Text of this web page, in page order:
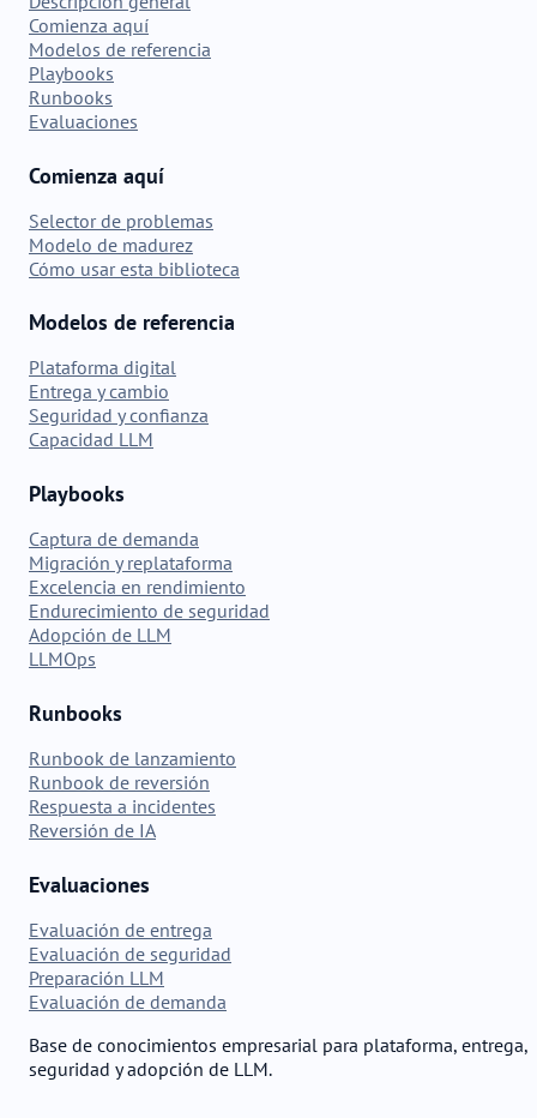
Comienza aquí
Modelos de referencia
Playbooks
Runbooks
Evaluaciones
Comienza aquí
Selector de problemas
Modelo de madurez
Cómo usar esta biblioteca
Modelos de referencia
Plataforma digital
Entrega y cambio
Seguridad y confianza
Capacidad LLM
Playbooks
Captura de demanda
Migración y replataforma
Excelencia en rendimiento
Endurecimiento de seguridad
Adopción de LLM
LLMOps
Runbooks
Runbook de lanzamiento
Runbook de reversión
Respuesta a incidentes
Reversión de IA
Evaluaciones
Evaluación de entrega
Evaluación de seguridad
Preparación LLM
Evaluación de demanda
Base de conocimientos empresarial para plataforma, entrega,
seguridad y adopción de LLM.